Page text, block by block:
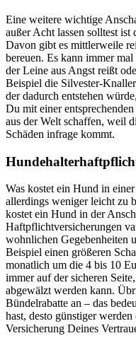
Eine weitere wichtige
außer Acht lassen solltest
Davon gibt es mittlerweile
bereuen. Es kann immer
der Leine aus Angst reißt
Beispiel die Silvester-
der dadurch entstehen
Du mit einer
aus der Welt schaffen, weil
Schäden infrage kommt.
Was kostet ein Hund in einer
allerdings weniger leicht zu
kostet ein Hund in der
Haftpflichtversicherungen
wohnlichen Gegebenheiten
Beispiel einen größeren
monatlich um die 4 bis 10
immer auf der sicheren
abgewälzt werden kann.
Bündelrabatte an – das
hast, desto günstiger
Versicherung Deines